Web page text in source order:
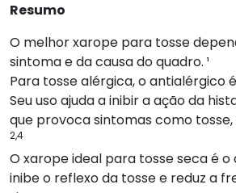
Resumo
O melhor xarope para tosse
sintoma e da causa do quadro. ¹
Para tosse alérgica, o antialérgico
Seu uso ajuda a inibir a ação da
que provoca sintomas como
2,4
O xarope ideal para tosse seca é o
inibe o reflexo da tosse e reduz a